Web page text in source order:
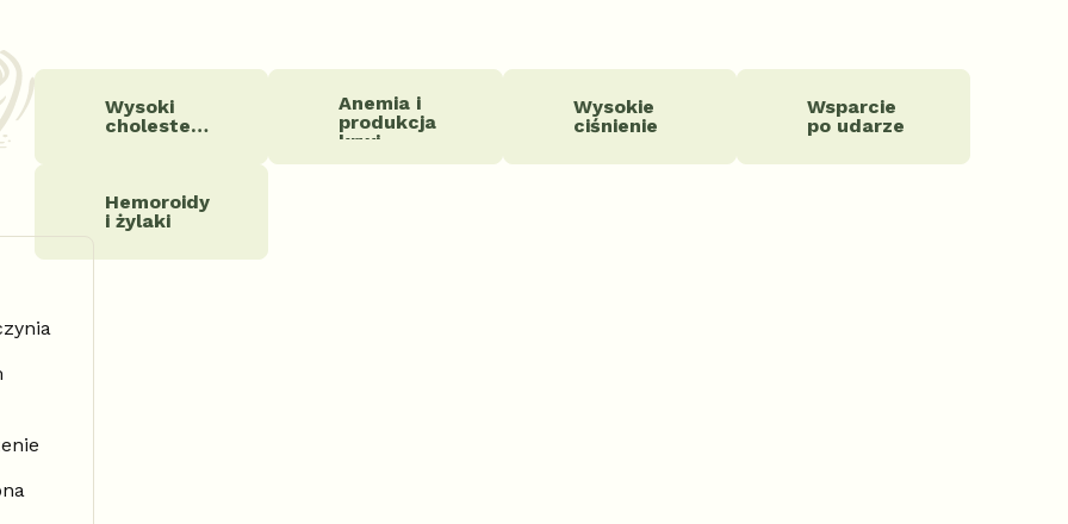
Wysoki
cholesterol
Anemia i
produkcja
krwi
Wysokie
ciśnienie
Wsparcie
po udarze
Hemoroidy
i żylaki